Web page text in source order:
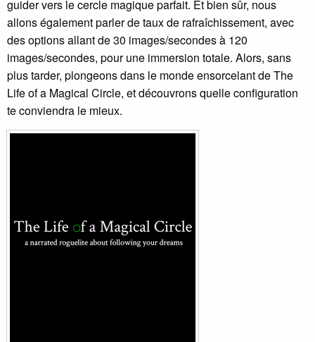
guider vers le cercle magique parfait. Et bien sûr, nous
allons également parler de taux de rafraîchissement, avec
des options allant de 30 images/secondes à 120
images/secondes, pour une immersion totale. Alors, sans
plus tarder, plongeons dans le monde ensorcelant de The
Life of a Magical Circle, et découvrons quelle configuration
te conviendra le mieux.